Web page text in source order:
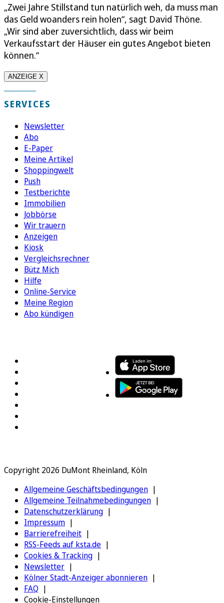
„Zwei Jahre Stillstand tun natürlich weh, da muss man
das Geld woanders rein holen“, sagt David Thöne.
„Wir sind aber zuversichtlich, dass wir beim
Verkaufsstart der Häuser ein gutes Angebot bieten
können.“
ANZEIGE X
SERVICES
Newsletter
Abo
E-Paper
Meine Artikel
Shoppingwelt
Push
Testberichte
Immobilien
Jobbörse
Wir trauern
Anzeigen
Kiosk
Vergleichsrechner
Bütz Mich
Hilfe
Online-Service
Meine Region
Abo kündigen
Copyright 2026 DuMont Rheinland, Köln
Allgemeine Geschäftsbedingungen
Allgemeine Teilnahmebedingungen
Datenschutzerklärung
Impressum
Barrierefreiheit
RSS-Feeds auf ksta.de
Cookies & Tracking
Newsletter
Kölner Stadt-Anzeiger abonnieren
FAQ
Cookie-Einstellungen